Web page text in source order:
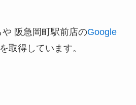
阪急岡町駅前店のGoogle
取得しています。